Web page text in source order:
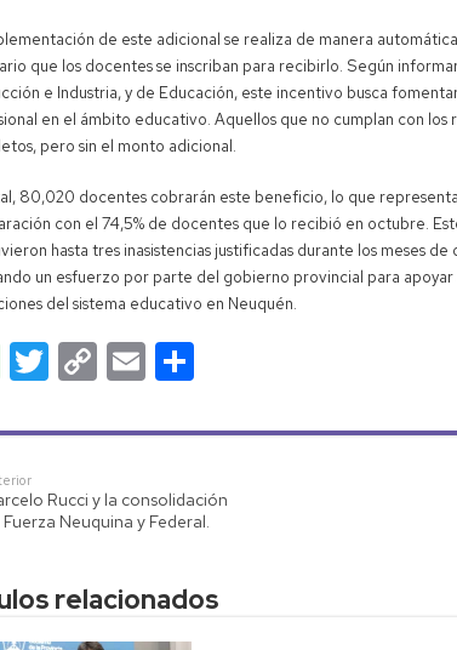
de este adicional se realiza de manera
que los docentes se inscriban para recibirlo. Según
e Industria, y de Educación, este incentivo busca
en el ámbito educativo. Aquellos que no cumplan con los
pero sin el monto adicional.
80,020 docentes cobrarán este beneficio, lo que
con el 74,5% de docentes que lo recibió en octubre.
hasta tres inasistencias justificadas durante los meses
un esfuerzo por parte del gobierno provincial para apoyar
del sistema educativo en Neuquén.
W
h
at
s
A
p
T
wi
tt
C
o
p
Li
E
m
ail m
ar
Rucci y la consolidación
Fuerza Neuquina y Federal.
relacionados